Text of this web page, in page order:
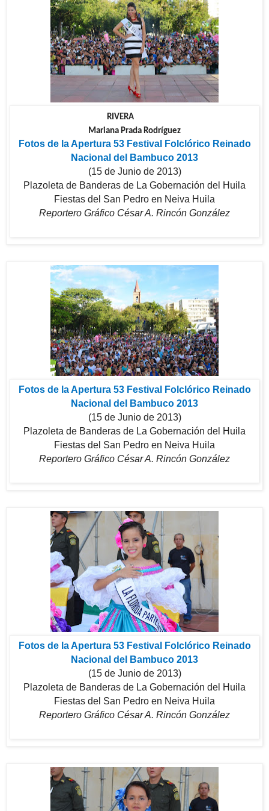
RIVERA
Mariana Prada Rodríguez
Fotos de la Apertura 53 Festival Folclórico Reinado
Nacional del Bambuco 2013
(15 de Junio de 2013)
Plazoleta de Banderas de La Gobernación del Huila
Fiestas del San Pedro en Neiva Huila
Reportero Gráfico César A. Rincón González
Fotos de la Apertura 53 Festival Folclórico Reinado
Nacional del Bambuco 2013
(15 de Junio de 2013)
Plazoleta de Banderas de La Gobernación del Huila
Fiestas del San Pedro en Neiva Huila
Reportero Gráfico César A. Rincón González
Fotos de la Apertura 53 Festival Folclórico Reinado
Nacional del Bambuco 2013
(15 de Junio de 2013)
Plazoleta de Banderas de La Gobernación del Huila
Fiestas del San Pedro en Neiva Huila
Reportero Gráfico César A. Rincón González